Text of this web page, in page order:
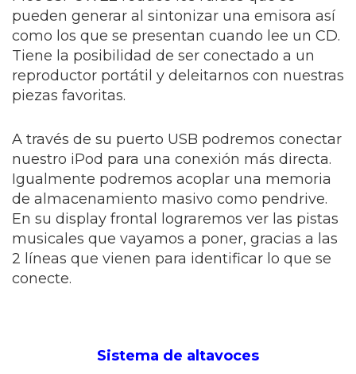
pueden generar al sintonizar una emisora así
como los que se presentan cuando lee un CD.
Tiene la posibilidad de ser conectado a un
reproductor portátil y deleitarnos con nuestras
piezas favoritas.
A través de su puerto USB podremos conectar
nuestro iPod para una conexión más directa.
Igualmente podremos acoplar una memoria
de almacenamiento masivo como pendrive.
En su display frontal lograremos ver las pistas
musicales que vayamos a poner, gracias a las
2 líneas que vienen para identificar lo que se
conecte.
Sistema de altavoces